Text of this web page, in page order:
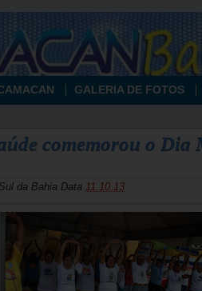
GALERIA DE FOTOS
comemorou o Dia
da Bahia Data 11.10.13